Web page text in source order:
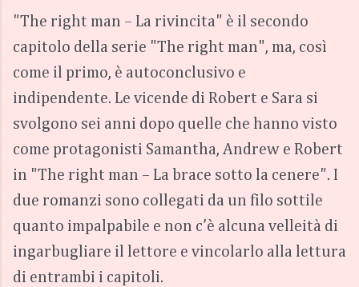
"The right man – La rivincita" è il secondo
capitolo della serie "The right man", ma, così
come il primo, è autoconclusivo e
indipendente. Le vicende di Robert e Sara si
svolgono sei anni dopo quelle che hanno visto
come protagonisti Samantha, Andrew e Robert
in "The right man – La brace sotto la cenere". I
due romanzi sono collegati da un filo sottile
quanto impalpabile e non c’è alcuna velleità di
ingarbugliare il lettore e vincolarlo alla lettura
di entrambi i capitoli.